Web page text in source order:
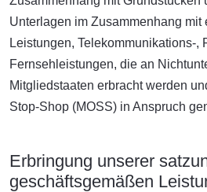
Unterlagen im Zusammenhang mit
Leistungen, Telekommunikations-,
Fernsehleistungen, die an
Mitgliedstaaten erbracht werden
Stop-Shop (MOSS) in Anspruch
Erbringung unserer
geschäftsgemäßen